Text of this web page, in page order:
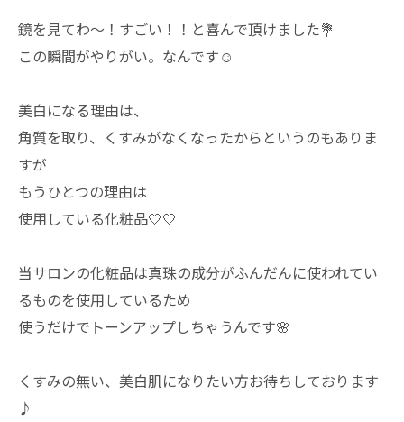
鏡を見てわ〜！すごい！！と喜んで頂けました💐
この瞬間がやりがい。なんです☺️
美白になる理由は、
角質を取り、くすみがなくなったからというのもありま
すが
もうひとつの理由は
使用している化粧品🤍🤍
当サロンの化粧品は真珠の成分がふんだんに使われてい
るものを使用しているため
使うだけでトーンアップしちゃうんです🌸
くすみの無い、美白肌になりたい方お待ちしております
♪